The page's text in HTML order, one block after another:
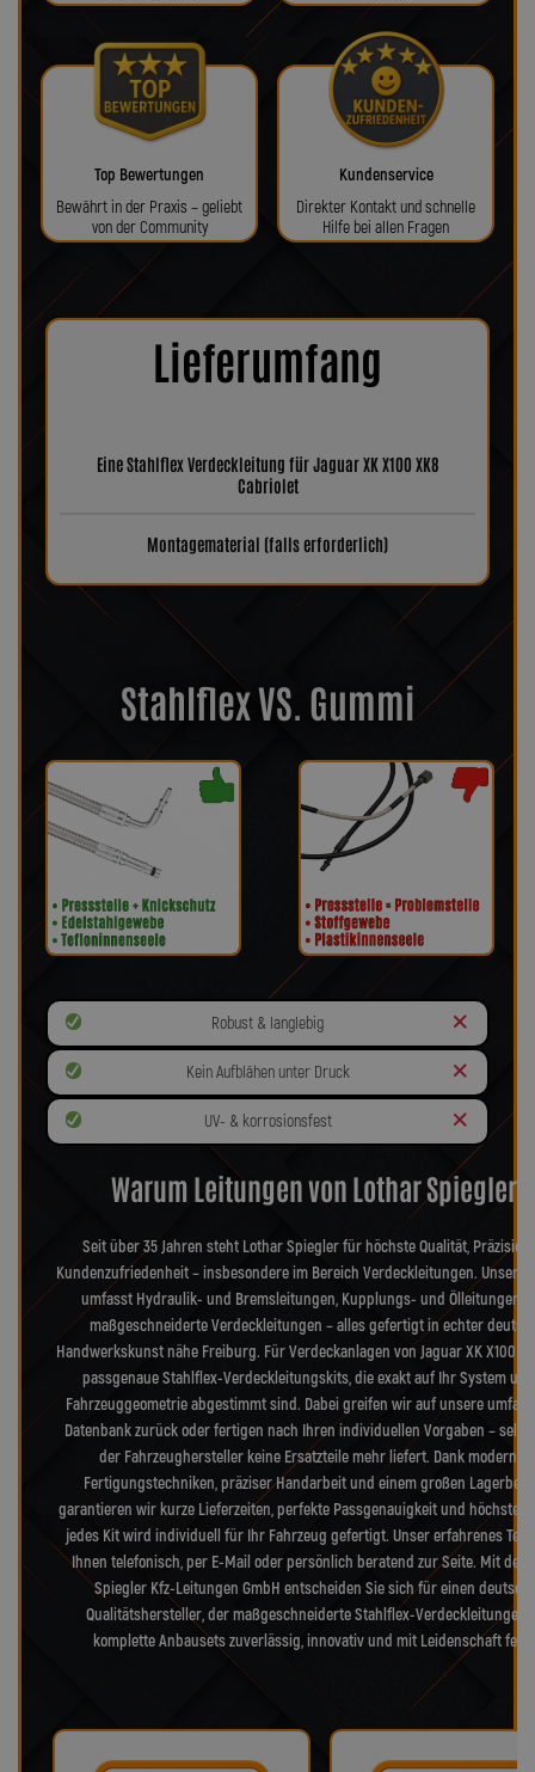
Top Bewertungen
Bewährt in der Praxis – geliebt
von der Community
Kundenservice
Direkter Kontakt und schnelle
Hilfe bei allen Fragen
Lieferumfang
Eine Stahlflex Verdeckleitung für Jaguar XK X100 XK8
Cabriolet
Montagematerial (falls erforderlich)
Stahlflex VS. Gummi
Robust & langlebig
Kein Aufblähen unter Druck
UV- & korrosionsfest
Warum Leitungen von Lothar Spiegler?
Seit über 35 Jahren steht Lothar Spiegler für höchste Qualität, Präzision
Kundenzufriedenheit – insbesondere im Bereich Verdeckleitungen. Unser
umfasst Hydraulik- und Bremsleitungen, Kupplungs- und Ölleitungen
maßgeschneiderte Verdeckleitungen – alles gefertigt in echter
Handwerkskunst nähe Freiburg. Für Verdeckanlagen von Jaguar XK X100
passgenaue Stahlflex-Verdeckleitungskits, die exakt auf Ihr System
Fahrzeuggeometrie abgestimmt sind. Dabei greifen wir auf unsere
Datenbank zurück oder fertigen nach Ihren individuellen Vorgaben –
der Fahrzeughersteller keine Ersatzteile mehr liefert. Dank
Fertigungstechniken, präziser Handarbeit und einem großen
garantieren wir kurze Lieferzeiten, perfekte Passgenauigkeit und höchste
jedes Kit wird individuell für Ihr Fahrzeug gefertigt. Unser erfahrenes
Ihnen telefonisch, per E-Mail oder persönlich beratend zur Seite. Mit der
Spiegler Kfz-Leitungen GmbH entscheiden Sie sich für einen
Qualitätshersteller, der maßgeschneiderte Stahlflex-Verdeckleitungen
komplette Anbausets zuverlässig, innovativ und mit Leidenschaft